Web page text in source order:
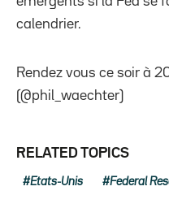
calendrier.
Rendez vous ce soir à
(@phil_waechter)
RELATED TOPICS
Etats-Unis Federal